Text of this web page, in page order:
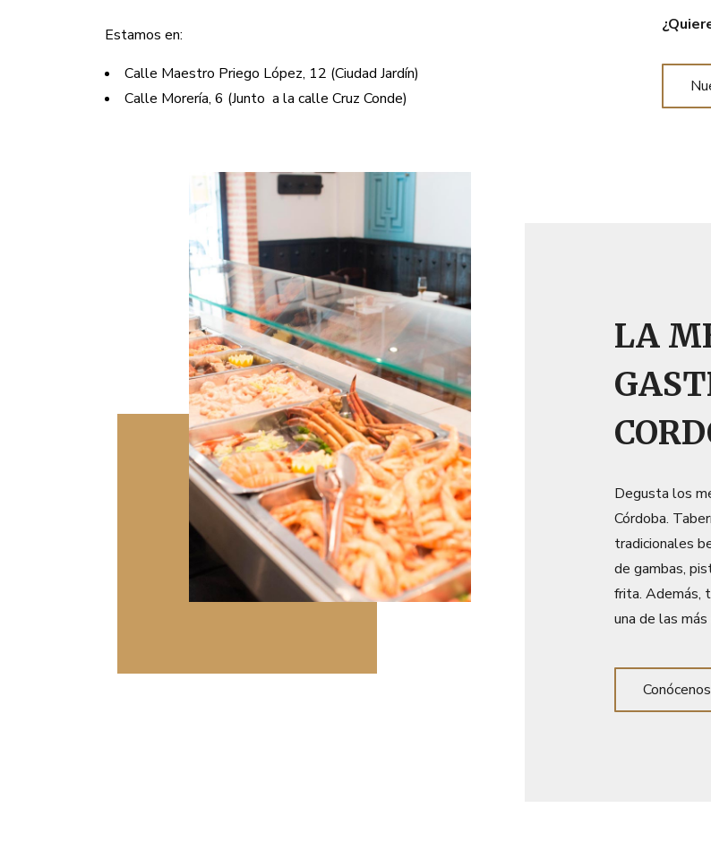
Estamos en:
Calle Maestro Priego López, 12 (Ciudad Jardín)
Calle Morería, 6 (Junto a la calle Cruz Conde)
LA
Degusta los
Córdoba.
tradicionales
de gambas,
frita. Además,
una de las
Conócenos